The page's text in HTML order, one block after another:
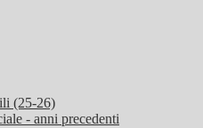
(25-26)
- anni precedenti